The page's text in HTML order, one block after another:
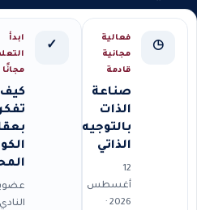
◷
فعالية
مجانية
قادمة
صناعة
الذات
بالتوجيه
الذاتي
12
أغسطس
2026 ·
✓
ابدأ
مجانًا
كيف
النادي